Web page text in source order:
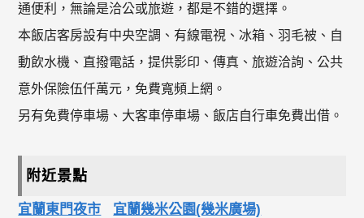
通便利，無論是洽公或旅遊，都是不錯的選擇。
本飯店客房設有中央空調、有線電視、冰箱、羽毛被、自
動飲水機、直撥電話，提供影印、傳真、旅遊洽詢、公共
意外保險伍仟萬元，免費寬頻上網。
另有免費停車場、大客車停車場、飯店自行車免費出借。
附近景點
宜蘭東門夜市
宜蘭幾米公園(幾米廣場)